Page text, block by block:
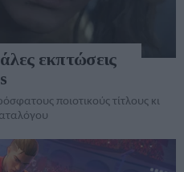
εκπτώσεις
ποιοτικούς τίτλους κι